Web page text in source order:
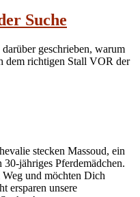
Suche
geschrieben, warum
dem richtigen Stall VOR der
stecken Massoud, ein
jähriges Pferdemädchen.
und möchten Dich
ersparen unsere